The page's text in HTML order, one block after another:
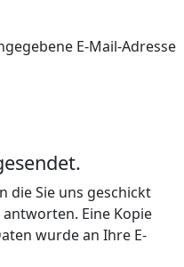
E-Mail-Adresse
die Sie uns geschickt
Eine Kopie
wurde an Ihre E-